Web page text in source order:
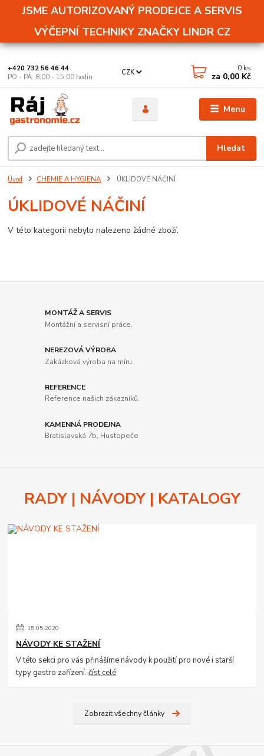
JSME AUTORIZOVANÝ PRODEJCE A SERVIS
VÝČEPNÍ TECHNIKY ZNAČKY LINDR CZ
Menu
CZK
Hledat
+420 732 56 46 44
PO - PÁ: 8:00 - 15:00 hodin
0 ks
za 0,00 Kč
Úvod CHEMIE A HYGIENA ÚKLIDOVÉ NÁČINÍ
ÚKLIDOVÉ NÁČINÍ
V této kategorii nebylo nalezeno žádné zboží.
MONTÁŽ A SERVIS
Montážní a servisní práce.
NEREZOVÁ VÝROBA
Zakázková výroba na míru.
REFERENCE
Reference našich zákazníků.
KAMENNÁ PRODEJNA
Bratislavská 7b, Hustopeče
RADY | NÁVODY | KATALOGY
15.05.2020
NÁVODY KE STAŽENÍ
V této sekci pro vás přinášíme návody k použití pro nové i starší
typy gastro zařízení.číst celé
Zobrazit všechny články